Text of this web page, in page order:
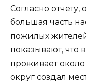
Согласно
большая часть
пожилых
показывают, что
проживает
округ создал